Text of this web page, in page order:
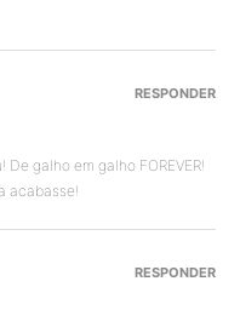
galho em galho FOREVER!
acabasse!
RESPONDER
RESPONDER